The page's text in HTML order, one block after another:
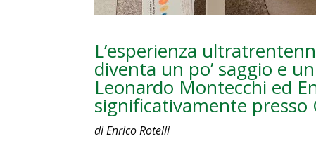
L’esperienza
diventa un po’ saggio e
Leonardo Montecchi ed
significativamente presso
di Enrico Rotelli